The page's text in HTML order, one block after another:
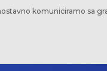
komuniciramo sa